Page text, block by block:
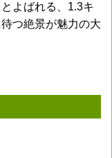
よばれる、1.3キ
つ絶景が魅力の大